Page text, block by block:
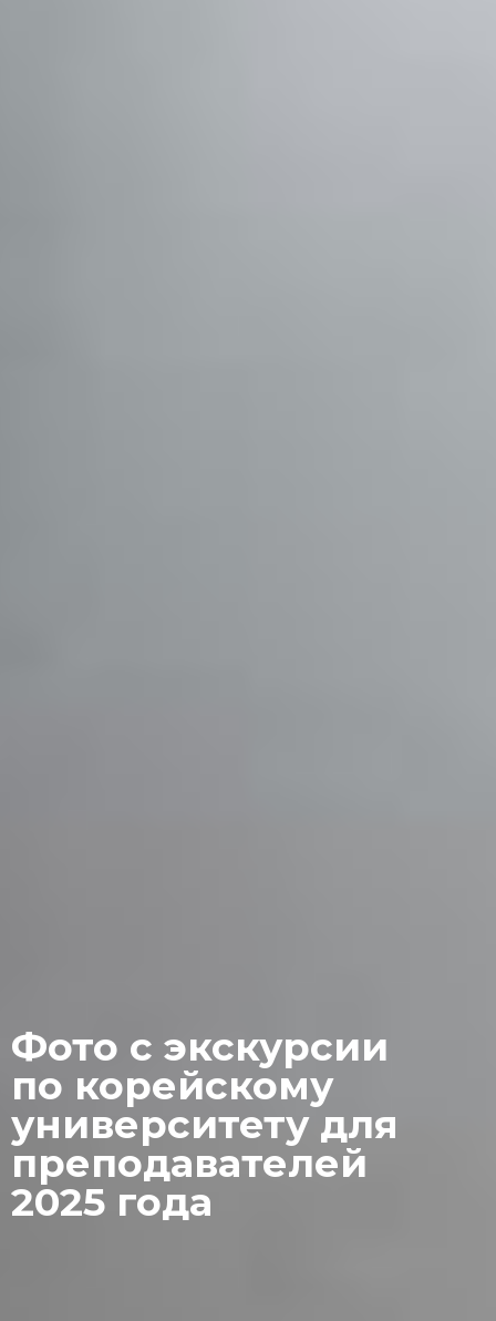
Фото с экскурсии
по корейскому
университету для
преподавателей
2025 года